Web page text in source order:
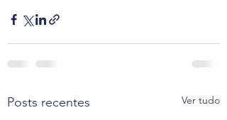
Posts recentes Ver tudo